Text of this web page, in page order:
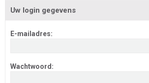
Uw login gegevens
E-mailadres:
Wachtwoord: